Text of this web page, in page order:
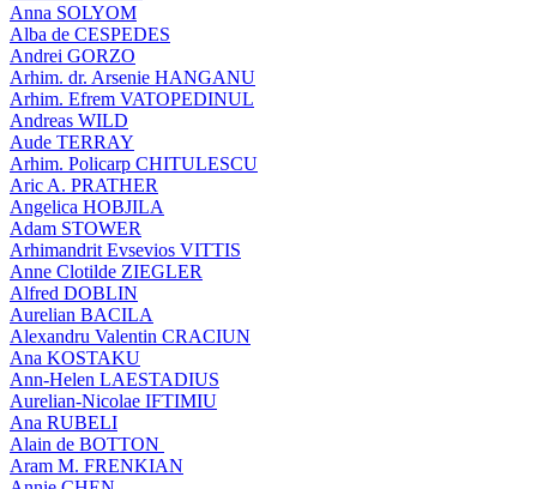
Anna SOLYOM
Alba de CESPEDES
Andrei GORZO
Arhim. dr. Arsenie HANGANU
Arhim. Efrem VATOPEDINUL
Andreas WILD
Aude TERRAY
Arhim. Policarp CHITULESCU
Aric A. PRATHER
Angelica HOBJILA
Adam STOWER
Arhimandrit Evsevios VITTIS
Anne Clotilde ZIEGLER
Alfred DOBLIN
Aurelian BACILA
Alexandru Valentin CRACIUN
Ana KOSTAKU
Ann-Helen LAESTADIUS
Aurelian-Nicolae IFTIMIU
Ana RUBELI
Alain de BOTTON
Aram Μ. FRENKIAN